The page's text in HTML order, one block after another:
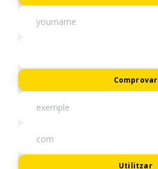
Comprovar
Utilitzar